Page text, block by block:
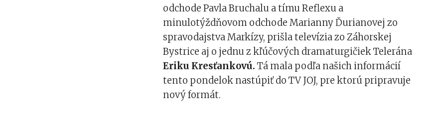
odchode Pavla Bruchalu a tímu Reflexu a
minulotýždňovom odchode Marianny Ďurianovej zo
spravodajstva Markízy, prišla televízia zo Záhorskej
Bystrice aj o jednu z kľúčových dramaturgičiek Telerána
Eriku Kresťankovú. Tá mala podľa našich informácií
tento pondelok nastúpiť do TV JOJ, pre ktorú pripravuje
nový formát.